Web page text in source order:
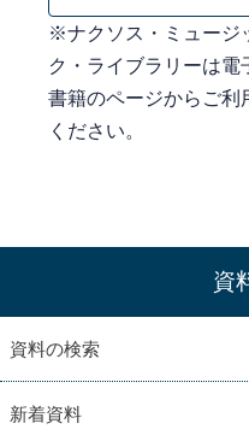
※ナクソス・ミュージ
ク・ライブラリーは電
書籍のページからご利
ください。
資
資料の検索
新着資料